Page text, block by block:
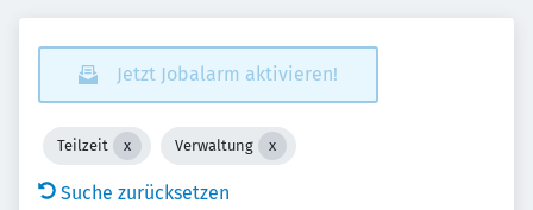
Jetzt Jobalarm aktivieren!
Teilzeit Verwaltung
Suche zurücksetzen